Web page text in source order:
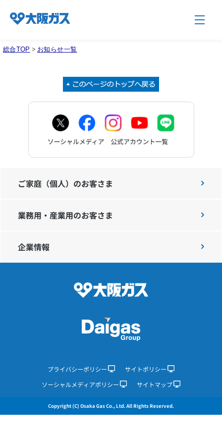
企業情報
企業情報TOP
企業/グループについて
技術開発
サステナビリティ
IR情報
プレスリリース
総合TOP > お知らせ一覧
ご家庭（個人）のお客さま
業務用・産業用のお客さま
企業情報
プライバシーポリシー
サイトポリシー
ソーシャルメディアポリシー
サイトマップ
Copyright (C) Osaka Gas Co., Ltd. All Rights Reserved.